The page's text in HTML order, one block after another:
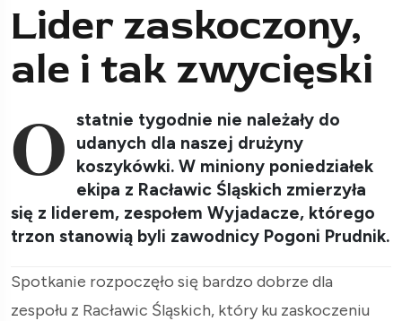
Lider zaskoczony,
ale i tak zwycięski
O statnie tygodnie nie należały do
udanych dla naszej drużyny
koszykówki. W miniony poniedziałek
ekipa z Racławic Śląskich zmierzyła
się z liderem, zespołem Wyjadacze, którego
trzon stanowią byli zawodnicy Pogoni Prudnik.
Spotkanie rozpoczęło się bardzo dobrze dla
zespołu z Racławic Śląskich, który ku zaskoczeniu